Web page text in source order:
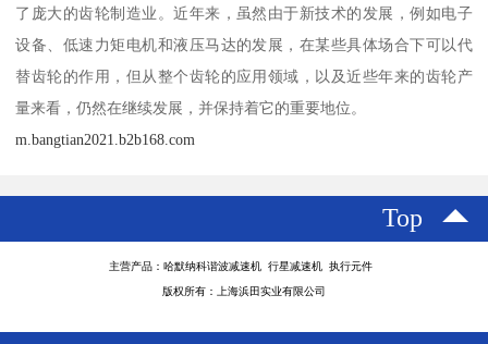
了庞大的齿轮制造业。近年来，虽然由于新技术的发展，例如电子
设备、低速力矩电机和液压马达的发展，在某些具体场合下可以代
替齿轮的作用，但从整个齿轮的应用领域，以及近些年来的齿轮产
量来看，仍然在继续发展，并保持着它的重要地位。
m.bangtian2021.b2b168.com
Top
主营产品：哈默纳科谐波减速机 行星减速机 执行元件
版权所有：上海浜田实业有限公司